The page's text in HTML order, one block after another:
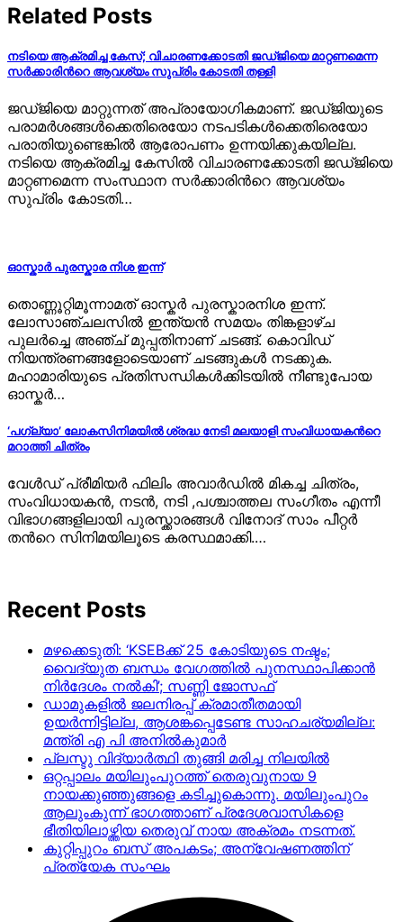
Related Posts
നടിയെ ആക്രമിച്ച കേസ്; വിചാരണക്കോടതി ജഡ്ജിയെ മാറ്റണമെന്ന
സർക്കാരിന്‍റെ ആവശ്യം സുപ്രിം കോടതി തള്ളി
ജഡ്ജിയെ മാറ്റുന്നത് അപ്രായോഗികമാണ്. ജഡ്ജിയുടെ
പരാമർശങ്ങള്‍ക്കെതിരെയോ നടപടികൾക്കെതിരെയോ
പരാതിയുണ്ടെങ്കിൽ ആരോപണം ഉന്നയിക്കുകയില്ല.
നടിയെ ആക്രമിച്ച കേസിൽ വിചാരണക്കോടതി ജഡ്ജിയെ
മാറ്റണമെന്ന സംസ്ഥാന സർക്കാരിന്‍റെ ആവശ്യം
സുപ്രിം കോടതി…
ഓസ്കാർ പുരസ്കാര നിശ ഇന്ന്
തൊണ്ണൂറ്റിമൂന്നാമത് ഓസ്കർ പുരസ്കാരനിശ ഇന്ന്.
ലോസാഞ്ചലസിൽ ഇന്ത്യൻ സമയം തിങ്കളാഴ്ച
പുലർച്ചെ അഞ്ച് മുപ്പതിനാണ് ചടങ്ങ്. കൊവിഡ്
നിയന്ത്രണങ്ങളോടെയാണ് ചടങ്ങുകൾ നടക്കുക.
മഹാമാരിയുടെ പ്രതിസന്ധികൾക്കിടയിൽ നീണ്ടുപോയ
ഓസ്കർ…
‘പഗ്‍ല്യാ’ ലോകസിനിമയില്‍ ശ്രദ്ധ നേടി മലയാളി സംവിധായകന്‍റെ
മറാത്തി ചിത്രം
വേള്‍ഡ് പ്രീമിയര്‍ ഫിലിം അവാർഡിൽ മികച്ച ചിത്രം,
സംവിധായകൻ, നടൻ, നടി ,പശ്ചാത്തല സംഗീതം എന്നീ
വിഭാഗങ്ങളിലായി പുരസ്ക്കാരങ്ങൾ വിനോദ് സാം പീറ്റര്‍
തന്‍റെ സിനിമയിലൂടെ കരസ്ഥമാക്കി.…
Recent Posts
മഴക്കെടുതി: ‘KSEBക്ക് 25 കോടിയുടെ നഷ്ടം;
വൈദ്യുത ബന്ധം വേഗത്തിൽ പുനസ്ഥാപിക്കാൻ
നിർ​ദേശം നൽകി’; സണ്ണി ജോസഫ്
ഡാമുകളില്‍ ജലനിരപ്പ് ക്രമാതീതമായി
ഉയര്‍ന്നിട്ടില്ല, ആശങ്കപ്പെടേണ്ട സാഹചര്യമില്ല:
മന്ത്രി എ പി അനില്‍കുമാര്‍
പ്ലസ്ടു വിദ്യാർത്ഥി തുങ്ങി മരിച്ച നിലയിൽ
ഒറ്റപ്പാലം മയിലുംപുറത്ത് തെരുവുനായ 9
നായക്കുഞ്ഞുങ്ങളെ കടിച്ചുകൊന്നു. മയിലുംപുറം
ആലുംകുന്ന് ഭാഗത്താണ് പ്രദേശവാസികളെ
ഭീതിയിലാഴ്ത്തിയ തെരുവ് നായ അക്രമം നടന്നത്.
കുറ്റിപ്പുറം ബസ് അപകടം; അന്വേഷണത്തിന്
പ്രത്യേക സംഘം